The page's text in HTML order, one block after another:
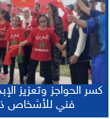
كسر الحواجز وتعزيز
فني للأشخاص